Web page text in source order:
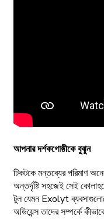
আপনার দর্শকগোষ্ঠীকে বুঝুন
টিকটকে মন্তব্যের পরিমাণ
অন্তর্দৃষ্টি সহজেই সেই
টুল যেমন Exolyt
অডিয়েন্স তাদের সম্পর্কে